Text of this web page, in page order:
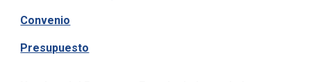
Convenio
Presupuesto